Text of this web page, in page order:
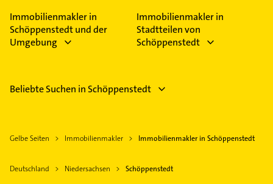
Immobilienmakler in
Schöppenstedt und der
Umgebung
Immobilienmakler in
Stadtteilen von
Schöppenstedt
Beliebte Suchen in Schöppenstedt
Gelbe Seiten Immobilienmakler Immobilienmakler in Schöppenstedt
Deutschland Niedersachsen Schöppenstedt